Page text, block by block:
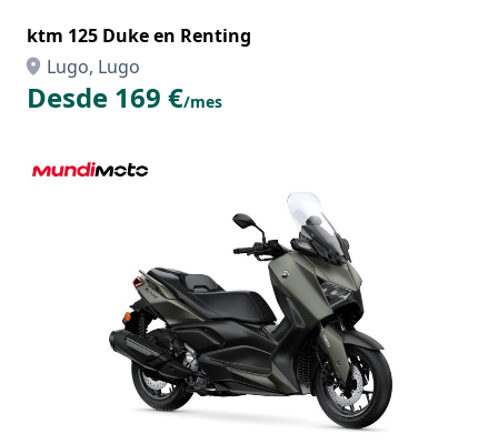
ktm 125 Duke en Renting
Lugo, Lugo
Desde 169 €/mes